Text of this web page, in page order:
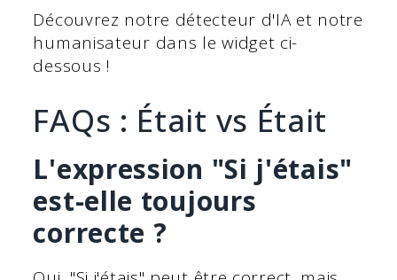
Découvrez notre détecteur d'IA et notre
humanisateur dans le widget ci-
dessous !
FAQs : Était vs Était
L'expression "Si j'étais"
est-elle toujours
correcte ?